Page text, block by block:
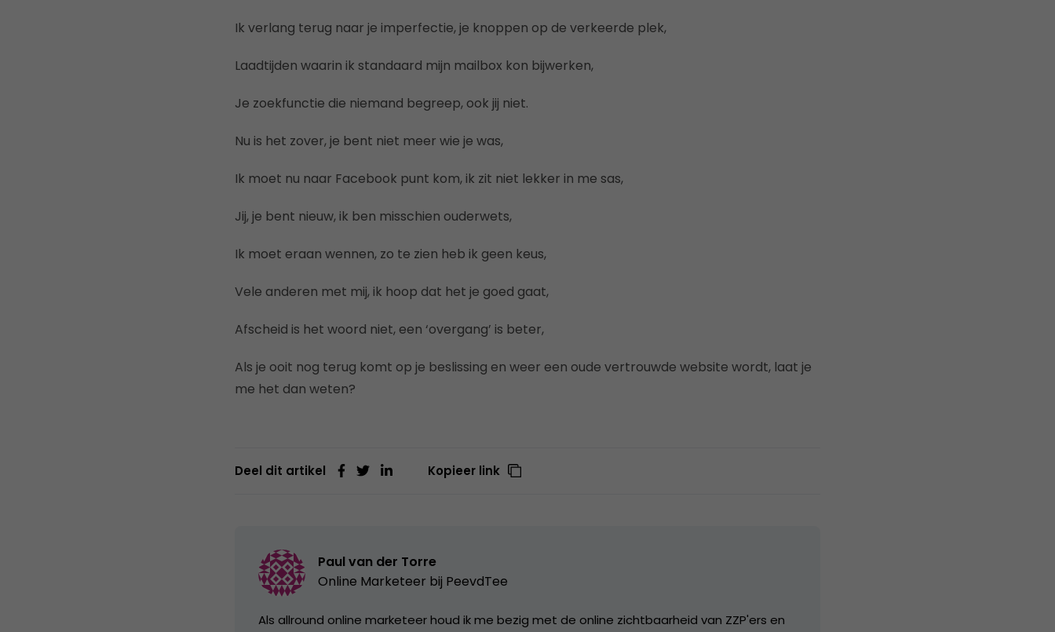
Ik verlang terug naar je imperfectie, je knoppen op de verkeerde plek,
Laadtijden waarin ik standaard mijn mailbox kon bijwerken,
Je zoekfunctie die niemand begreep, ook jij niet.
Nu is het zover, je bent niet meer wie je was,
Ik moet nu naar Facebook punt kom, ik zit niet lekker in me sas,
Jij, je bent nieuw, ik ben misschien ouderwets,
Ik moet eraan wennen, zo te zien heb ik geen keus,
Vele anderen met mij, ik hoop dat het je goed gaat,
Afscheid is het woord niet, een ‘overgang’ is beter,
Als je ooit nog terug komt op je beslissing en weer een oude vertrouwde website wordt, laat je
me het dan weten?
Deel dit artikel Kopieer link
Paul van der Torre
Online Marketeer bij PeevdTee
Als allround online marketeer houd ik me bezig met de online zichtbaarheid van ZZP'ers en